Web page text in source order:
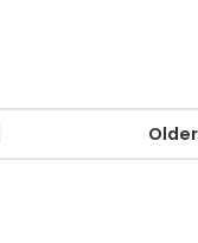
Older